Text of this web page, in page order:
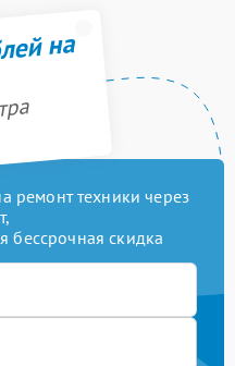
на
ремонт техники через
бессрочная скидка